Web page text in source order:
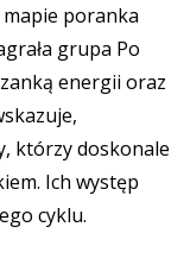
poranka
grupa Po
energii oraz
którzy doskonale
Ich występ
cyklu.